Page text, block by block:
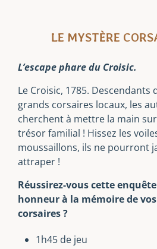
LE MYSTÈRE
L’escape phare du Croisic.
Le Croisic, 1785. Descendants
grands corsaires locaux, les
cherchent à mettre la main
trésor familial ! Hissez les
moussaillons, ils ne pourront
attraper !
Réussirez-vous cette
honneur à la mémoire de
corsaires ?
1h45 de jeu